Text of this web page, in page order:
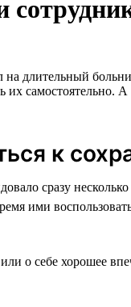
длительный
самостоятельно.
к
сразу
ими
о себе хорошее